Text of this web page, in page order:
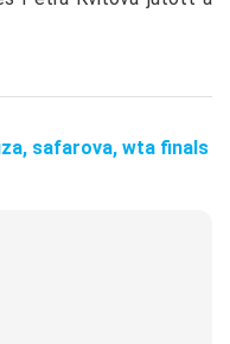
safarova, wta finals